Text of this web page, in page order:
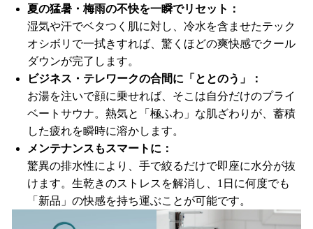
夏の猛暑・梅雨の不快を一瞬でリセット：
湿気や汗でベタつく肌に対し、冷水を含ませたテック
オシボリで一拭きすれば、驚くほどの爽快感でクール
ダウンが完了します。
ビジネス・テレワークの合間に「ととのう」：
お湯を注いで顔に乗せれば、そこは自分だけのプライ
ベートサウナ。熱気と「極ふわ」な肌ざわりが、蓄積
した疲れを瞬時に溶かします。
メンテナンスもスマートに：
驚異の排水性により、手で絞るだけで即座に水分が抜
けます。生乾きのストレスを解消し、1日に何度でも
「新品」の快感を持ち運ぶことが可能です。